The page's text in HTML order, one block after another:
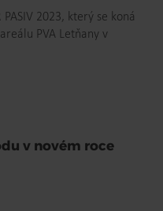
2023, který se koná
PVA Letňany v
v novém roce